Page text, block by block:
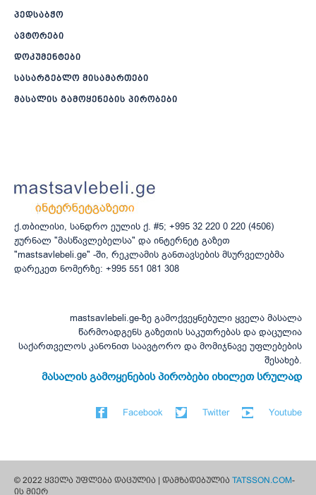
პედსაბჭო
ავტორები
დოკუმენტები
სასარგებლო მისამართები
მასალის გამოყენების პირობები
ქ.თბილისი, სანდრო ეულის ქ. #5; +995 32 220 0 220 (4506)
ჟურნალ "მასწავლებელსა" და ინტერნეტ გაზეთ
"mastsavlebeli.ge" -ში, რეკლამის განთავსების მსურველებმა
დარეკეთ ნომერზე: +995 551 081 308
mastsavlebeli.ge-ზე გამოქვეყნებული ყველა მასალა
წარმოადგენს გაზეთის საკუთრებას და დაცულია
საქართველოს კანონით საავტორო და მომიჯნავე უფლებების
შესახებ.
მასალის გამოყენების პირობები იხილეთ სრულად
Facebook Twitter Youtube
© 2022 ყველა უფლება დაცულია | დამზადებულია TATSSON.COM-
ის მიერ